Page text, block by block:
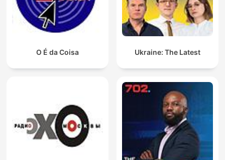
O É da Coisa Ukraine: The Latest